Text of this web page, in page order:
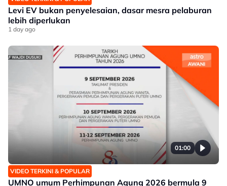
Levi EV bukan penyelesaian, dasar mesra pelaburan
lebih diperlukan
1 day ago
01:00
VIDEO TERKINI & POPULAR
UMNO umum Perhimpunan Agung 2026 bermula 9